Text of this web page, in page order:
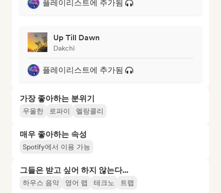
플레이리스트에 추가됨
Up Till Dawn
Dakchi
플레이리스트에 추가됨
가장 좋아하는 분위기
우울한 로파이 멜랑콜리
매우 좋아하는 속성
Spotify에서 이용 가능
그들은 받고 싶어 하지 않는다...
하우스 음악 영어 랩 테크노 트랩